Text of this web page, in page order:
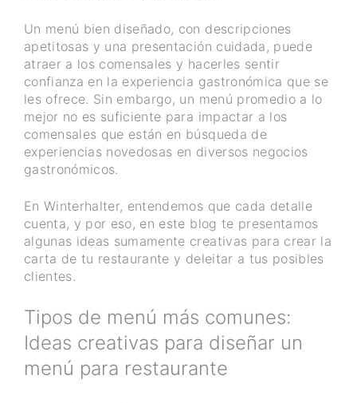
Un menú bien diseñado, con descripciones
apetitosas y una presentación cuidada, puede
atraer a los comensales y hacerles sentir
confianza en la experiencia gastronómica que se
les ofrece. Sin embargo, un menú promedio a lo
mejor no es suficiente para impactar a los
comensales que están en búsqueda de
experiencias novedosas en diversos negocios
gastronómicos.
En Winterhalter, entendemos que cada detalle
cuenta, y por eso, en este blog te presentamos
algunas ideas sumamente creativas para crear la
carta de tu restaurante y deleitar a tus posibles
clientes.
Tipos de menú más comunes:
Ideas creativas para diseñar un
menú para restaurante